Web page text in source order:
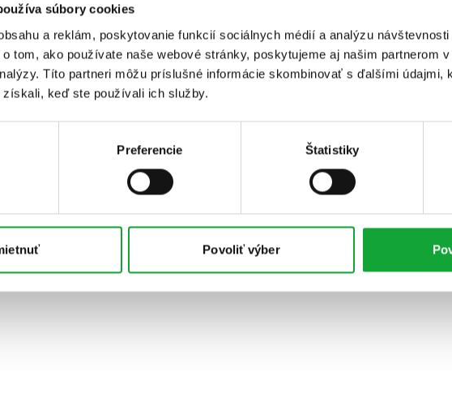
súbory cookies
a reklám, poskytovanie funkcií sociálnych médií a analýzu
tom, ako používate naše webové stránky, poskytujeme aj našim partnerom
Títo partneri môžu príslušné informácie skombinovať s ďalšími údajmi,
získali, keď ste používali ich služby.
Preferencie Štatistiky
Povoliť výber